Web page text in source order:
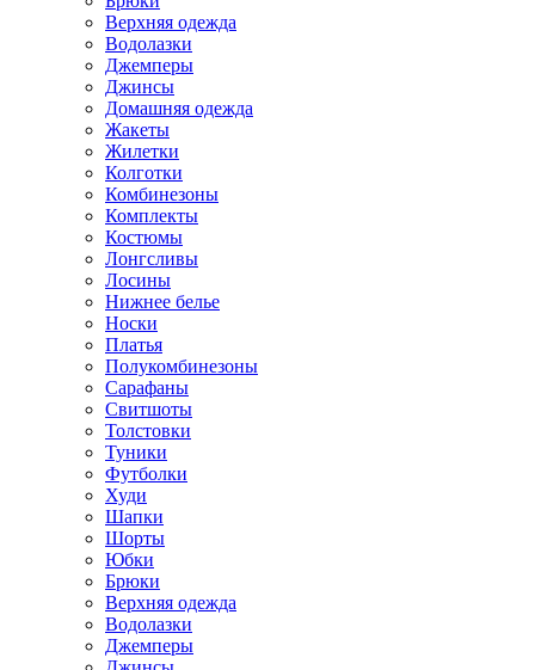
Верхняя одежда
Водолазки
Джемперы
Джинсы
Домашняя одежда
Жакеты
Жилетки
Колготки
Комбинезоны
Комплекты
Костюмы
Лонгсливы
Лосины
Нижнее белье
Носки
Платья
Полукомбинезоны
Сарафаны
Свитшоты
Толстовки
Туники
Футболки
Худи
Шапки
Шорты
Юбки
Брюки
Верхняя одежда
Водолазки
Джемперы